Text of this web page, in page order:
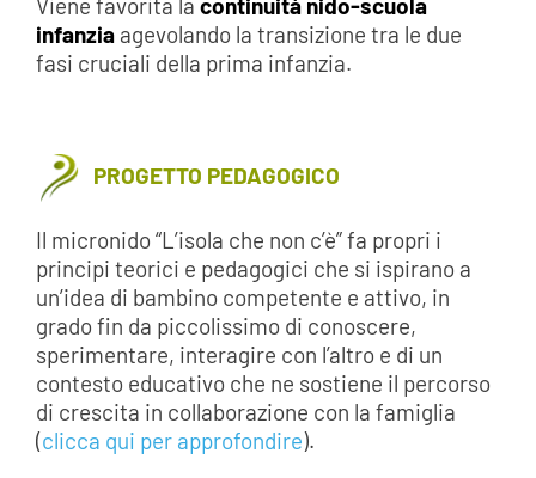
Viene favorita la continuità nido-scuola
infanziaagevolando la transizione tra le due
fasi cruciali della prima infanzia.
PROGETTO PEDAGOGICO
Il micronido “L’isola che non c’è” fa propri i
principi teorici e pedagogici che si ispirano a
un’idea di bambino competente e attivo, in
grado fin da piccolissimo di conoscere,
sperimentare, interagire con l’altro e di un
contesto educativo che ne sostiene il percorso
di crescita in collaborazione con la famiglia
(clicca qui per approfondire).